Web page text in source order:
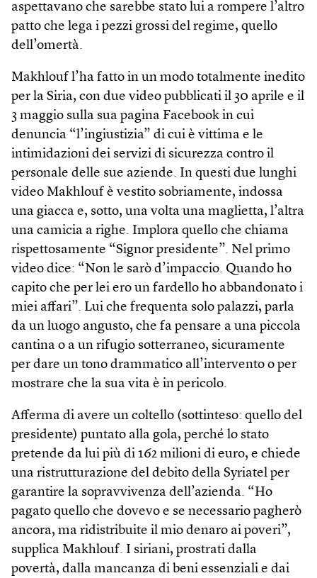
aspettavano che sarebbe stato lui a rompere l’altro
patto che lega i pezzi grossi del regime, quello
dell’omertà.
Makhlouf l’ha fatto in un modo totalmente inedito
per la Siria, con due video pubblicati il 30 aprile e il
3 maggio sulla sua pagina Facebook in cui
denuncia “l’ingiustizia” di cui è vittima e le
intimidazioni dei servizi di sicurezza contro il
personale delle sue aziende. In questi due lunghi
video Makhlouf è vestito sobriamente, indossa
una giacca e, sotto, una volta una maglietta, l’altra
una camicia a righe. Implora quello che chiama
rispettosamente “Signor presidente”. Nel primo
video dice: “Non le sarò d’impaccio. Quando ho
capito che per lei ero un fardello ho abbandonato i
miei affari”. Lui che frequenta solo palazzi, parla
da un luogo angusto, che fa pensare a una piccola
cantina o a un rifugio sotterraneo, sicuramente
per dare un tono drammatico all’intervento o per
mostrare che la sua vita è in pericolo.
Afferma di avere un coltello (sottinteso: quello del
presidente) puntato alla gola, perché lo stato
pretende da lui più di 162 milioni di euro, e chiede
una ristrutturazione del debito della Syriatel per
garantire la sopravvivenza dell’azienda. “Ho
pagato quello che dovevo e se necessario pagherò
ancora, ma ridistribuite il mio denaro ai poveri”,
supplica Makhlouf. I siriani, prostrati dalla
povertà, dalla mancanza di beni essenziali e dai